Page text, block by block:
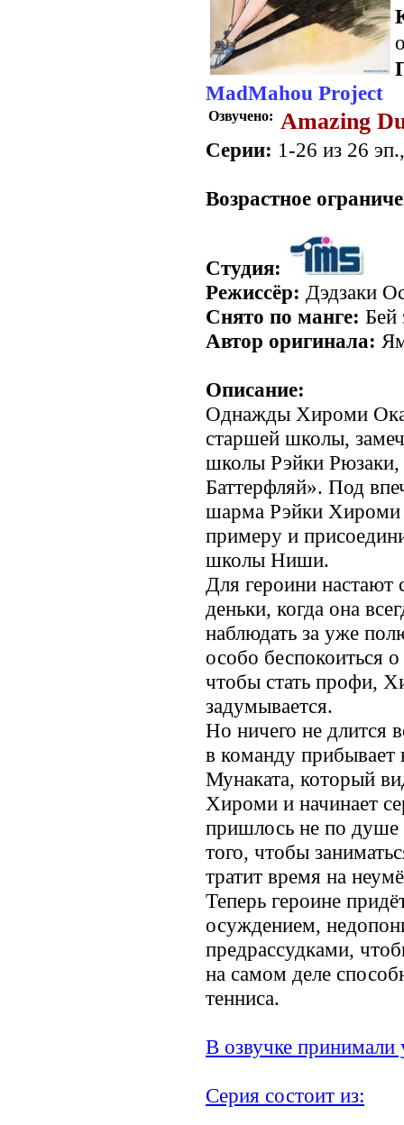
MadMahou Project
Озвучено: Amazing
Серии: 1-26 из 26
Возрастное
Студия:
Режиссёр: Дэдзаки
Снято по манге: Бей
Автор оригинала:
Описание:
Однажды Хироми Ока,
старшей школы,
школы Рэйки Рюзаки,
Баттерфляй». Под
шарма Рэйки Хироми
примеру и
школы Ниши.
Для героини настают
деньки, когда она
наблюдать за уже
особо беспокоиться
чтобы стать профи,
задумывается.
Но ничего не длится
в команду
Мунаката, который
Хироми и начинает
пришлось не по душе
того, чтобы
тратит время на
Теперь героине
осуждением,
предрассудками,
на самом деле
тенниса.
В озвучке принимали
Серия состоит из: